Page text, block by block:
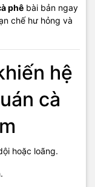
phê bài bản ngay
chế hư hỏng và
hệ
cà
hoặc loãng.
thống
tại Vi
thống âm thanh